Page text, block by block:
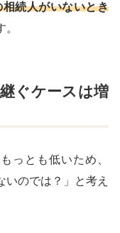
続人がいないとき
ぐケースは増
っとも低いため、
いのでは？」と考え